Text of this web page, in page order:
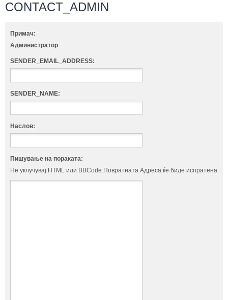
CONTACT_ADMIN
Примач:
Администратор
SENDER_EMAIL_ADDRESS:
SENDER_NAME:
Наслов:
Пишување на пораката:
Не уклучувај HTML или BBCode.Повратната Адреса ќе биде испратена